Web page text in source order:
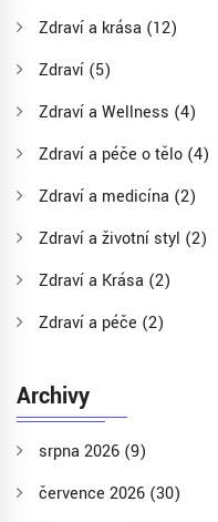
Zdraví a krása (12)
Zdraví (5)
Zdraví a Wellness (4)
Zdraví a péče o tělo (4)
Zdraví a medicína (2)
Zdraví a životní styl (2)
Zdraví a Krása (2)
Zdraví a péče (2)
Archivy
srpna 2026 (9)
července 2026 (30)